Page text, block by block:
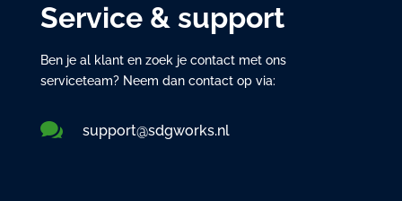
Service & support
Ben je al klant en zoek je contact met ons
serviceteam? Neem dan contact op via:
 support@sdgworks.nl